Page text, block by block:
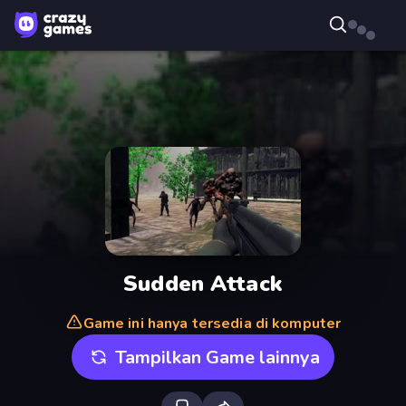
Sudden Attack
Game ini hanya tersedia di komputer
Tampilkan Game lainnya